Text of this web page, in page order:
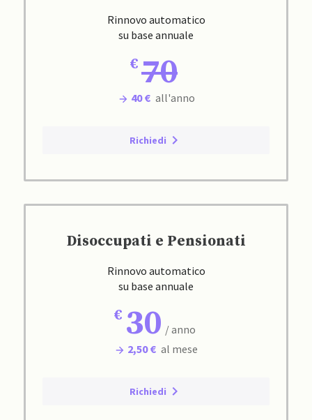
Rinnovo automatico
su base annuale
70
40 € all'anno
Richiedi
Disoccupati e Pensionati
Rinnovo automatico
su base annuale
30 / anno
2,50 € al mese
Richiedi